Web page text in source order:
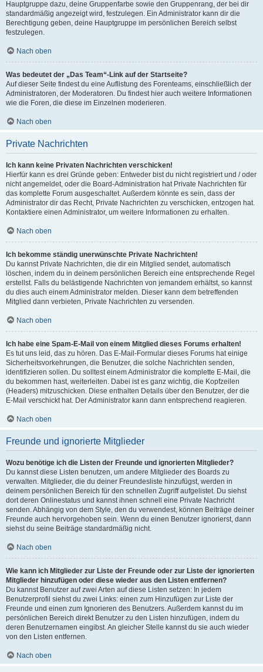
Hauptgruppe dazu, deine Gruppenfarbe sowie den Gruppenrang, der bei dir
standardmäßig angezeigt wird, festzulegen. Ein Administrator kann dir die
Berechtigung geben, deine Hauptgruppe im persönlichen Bereich selbst
festzulegen.
Nach oben
Was bedeutet der „Das Team“-Link auf der Startseite?
Auf dieser Seite findest du eine Auflistung des Forenteams, einschließlich der
Administratoren, der Moderatoren. Du findest hier auch weitere Informationen
wie die Foren, die diese im Einzelnen moderieren.
Nach oben
Private Nachrichten
Ich kann keine Privaten Nachrichten verschicken!
Hierfür kann es drei Gründe geben: Entweder bist du nicht registriert und / oder
nicht angemeldet, oder die Board-Administration hat Private Nachrichten für
das komplette Forum ausgeschaltet. Außerdem könnte es sein, dass der
Administrator dir das Recht, Private Nachrichten zu verschicken, entzogen hat.
Kontaktiere einen Administrator, um weitere Informationen zu erhalten.
Nach oben
Ich bekomme ständig unerwünschte Private Nachrichten!
Du kannst Private Nachrichten, die dir ein Mitglied sendet, automatisch
löschen, indem du in deinem persönlichen Bereich eine entsprechende Regel
erstellst. Falls du belästigende Nachrichten von jemandem erhältst, so kannst
du dies auch einem Administrator melden. Dieser kann dem betreffenden
Mitglied dann verbieten, Private Nachrichten zu versenden.
Nach oben
Ich habe eine Spam-E-Mail von einem Mitglied dieses Forums erhalten!
Es tut uns leid, das zu hören. Das E-Mail-Formular dieses Forums hat einige
Sicherheitsvorkehrungen, die Benutzer, die solche Nachrichten senden,
identifizieren sollen. Du solltest einem Administrator die komplette E-Mail, die
du bekommen hast, weiterleiten. Dabei ist es ganz wichtig, die Kopfzeilen
(Headers) mitzuschicken. Diese enthalten Details über den Benutzer, der die
E-Mail verschickt hat. Der Administrator kann dann entsprechend reagieren.
Nach oben
Freunde und ignorierte Mitglieder
Wozu benötige ich die Listen der Freunde und ignorierten Mitglieder?
Du kannst diese Listen benutzen, um andere Mitglieder des Boards zu
verwalten. Mitglieder, die du deiner Freundesliste hinzufügst, werden in
deinem persönlichen Bereich für den schnellen Zugriff aufgelistet. Du siehst
dort deren Onlinestatus und kannst ihnen schnell eine Private Nachricht
senden. Abhängig von dem Style, den du verwendest, können Beiträge deiner
Freunde auch hervorgehoben sein. Wenn du einen Benutzer ignorierst, dann
siehst du seine Beiträge standardmäßig nicht.
Nach oben
Wie kann ich Mitglieder zur Liste der Freunde oder zur Liste der ignorierten
Mitglieder hinzufügen oder diese wieder aus den Listen entfernen?
Du kannst Benutzer auf zwei Arten auf diese Listen setzen: In jedem
Benutzerprofil siehst du zwei Links: einen zum Hinzufügen zur Liste der
Freunde und einen zum Ignorieren des Benutzers. Außerdem kannst du im
persönlichen Bereich direkt Benutzer zu den Listen hinzufügen, indem du
deren Benutzernamen eingibst. An gleicher Stelle kannst du sie auch wieder
von den Listen entfernen.
Nach oben